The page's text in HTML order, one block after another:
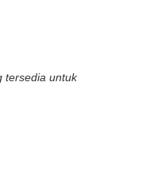
tersedia untuk